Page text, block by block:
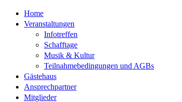
Home
Veranstaltungen
Infotreffen
Schafftage
Musik & Kultur
Teilnahmebedingungen und AGBs
Gästehaus
Ansprechpartner
Mitglieder